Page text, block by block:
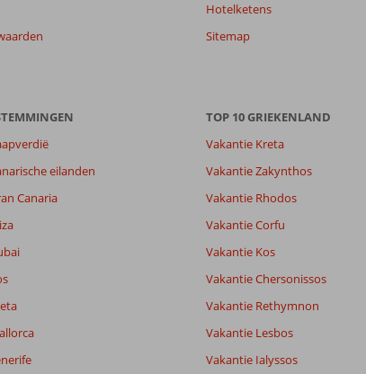
Filter reisgezelschap
Alle
Sorteren op
datum (nieuw > oud)
Hotelketens
Sitemap
eilanden
Canaria
TOP 10 GRIEKENLAND
Vakantie Kreta
Vakantie Zakynthos
Vakantie Rhodos
Vakantie Corfu
Vakantie Kos
Vakantie Chersonissos
Vakantie Rethymnon
Vakantie Lesbos
Vakantie Ialyssos